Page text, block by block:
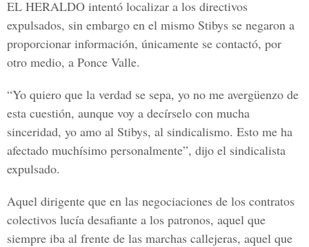
EL HERALDO intentó localizar a los directivos
expulsados, sin embargo en el mismo Stibys se negaron a
proporcionar información, únicamente se contactó, por
otro medio, a Ponce Valle.
“Yo quiero que la verdad se sepa, yo no me avergüenzo de
esta cuestión, aunque voy a decírselo con mucha
sinceridad, yo amo al Stibys, al sindicalismo. Esto me ha
afectado muchísimo personalmente”, dijo el sindicalista
expulsado.
Aquel dirigente que en las negociaciones de los contratos
colectivos lucía desafiante a los patronos, aquel que
siempre iba al frente de las marchas callejeras, aquel que